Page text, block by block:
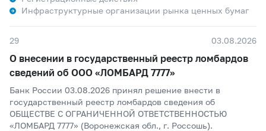
Инфраструктурные организации рынка ценных бумаг
29 03.08.2026
О внесении в государственный реестр ломбардов
сведений об ООО «ЛОМБАРД 7777»
Банк России 03.08.2026 принял решение внести в
государственный реестр ломбардов сведения об
ОБЩЕСТВЕ С ОГРАНИЧЕННОЙ ОТВЕТСТВЕННОСТЬЮ
«ЛОМБАРД 7777» (Воронежская обл., г. Россошь).